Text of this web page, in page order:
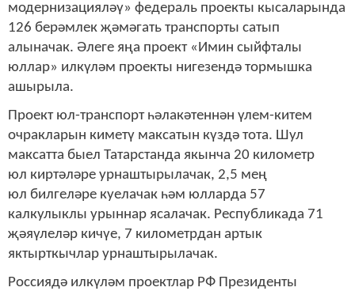
модернизацияләү» федераль проекты кысаларында
126 берәмлек җәмәгать транспорты сатып
алыначак. Әлеге яңа проект «Имин сыйфталы
юллар» илкүләм проекты нигезендә тормышка
ашырыла.
Проект юл-транспорт һәлакәтеннән үлем-китем
очракларын киметү максатын күздә тота. Шул
максатта быел Татарстанда якынча 20 километр
юл киртәләре урнаштырылачак, 2,5 мең
юл билгеләре куелачак һәм юлларда 57
калкулыклы урыннар ясалачак. Республикада 71
җәяүлеләр кичүе, 7 километрдан артык
яктырткычлар урнаштырылачак.
Россиядә илкүләм проектлар РФ Президенты